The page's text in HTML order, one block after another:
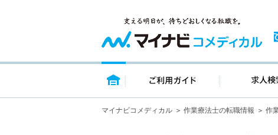
トップページ ご利用ガイド
マイナビコメディカル 作業療法士の転職情報 作